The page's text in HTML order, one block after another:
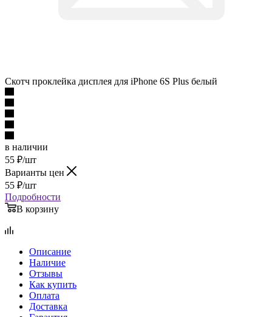
в наличии
Варианты цен
55
Подробности
В корзину
Описание
Наличие
Оплата
Доставка
Гарантия